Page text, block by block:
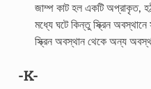
জাম্প কাট হল একটি অপ্রাকৃত,
মধ্যে ঘটে কিন্তু স্ক্রিন
স্ক্রিন অবস্থান থেকে অন্য
-K-